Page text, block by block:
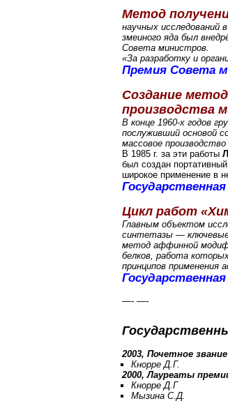
Метод
научных
змеиного яда был
Совета министров.
«За разработку и
Премия Совета
Создание
производства
В конце 1960-х годов
послуживший основой
массовое
В 1985 г. за эти работы
был создан
широкое применение в
Цикл работ
Главным объектом
синтетазы — ключевые
метод аффинной
белков, работа
принципов применения
—- —-
2003, Почетное
Кнорре Д.Г.
2000, Лауреаты
Кнорре Д.Г
Мызина С.Д.